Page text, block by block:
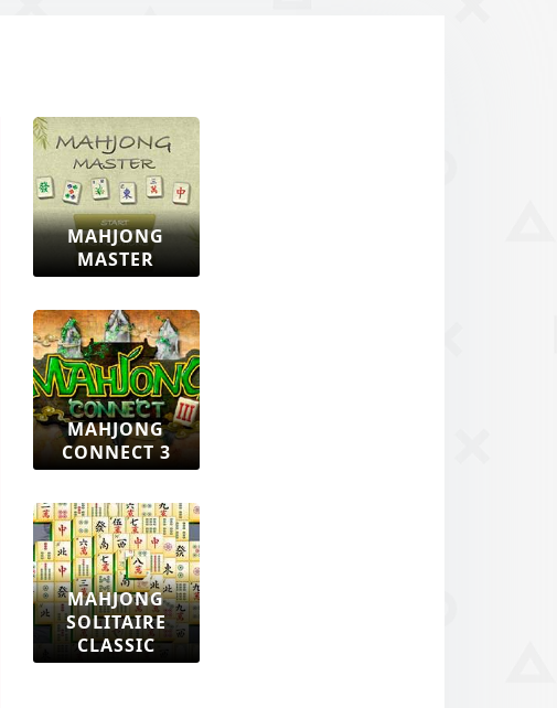
MAHJONG
MASTER
MAHJONG
CONNECT 3
MAHJONG
SOLITAIRE
CLASSIC